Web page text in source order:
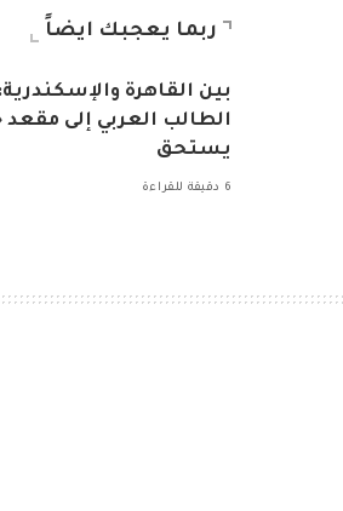
ربما يعجبك ايضاً
بين القاهرة
الطالب العربي إلى
يستحق
6 دقيقة للقراءة